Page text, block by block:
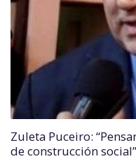
Zuleta Puceiro:
de construcción social”